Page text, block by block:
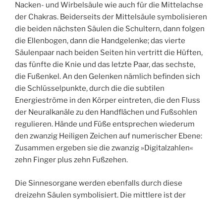
Nacken- und Wirbelsäule wie auch für die Mittelachse
der Chakras. Beiderseits der Mittelsäule symbolisieren
die beiden nächsten Säulen die Schultern, dann folgen
die Ellenbogen, dann die Handgelenke; das vierte
Säulenpaar nach beiden Seiten hin vertritt die Hüften,
das fünfte die Knie und das letzte Paar, das sechste,
die Fußenkel. An den Gelenken nämlich befinden sich
die Schlüsselpunkte, durch die die subtilen
Energieströme in den Körper eintreten, die den Fluss
der Neuralkanäle zu den Handflächen und Fußsohlen
regulieren. Hände und Füße entsprechen wiederum
den zwanzig Heiligen Zeichen auf numerischer Ebene:
Zusammen ergeben sie die zwanzig »Digitalzahlen«
zehn Finger plus zehn Fußzehen.
Die Sinnesorgane werden ebenfalls durch diese
dreizehn Säulen symbolisiert. Die mittlere ist der